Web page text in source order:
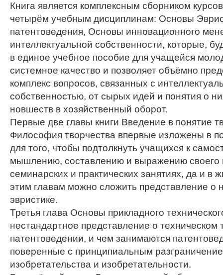
Книга является комплексным сборником
четырём учебным дисциплинам: Основы
патентоведения, Основы инновационного
интеллектуальной собственности, которые,
в единое учебное пособие для учащейся
системное качество и позволяет объёмно
комплекс вопросов, связанных с
собственностью, от сырых идей и понятия о
новшеств в хозяйственный оборот.
Первые две главы книги Введение в понятие
Философия творчества впервые изложены в
для того, чтобы подтолкнуть учащихся к
мышлению, составлению и выражению своего
семинарских и практических занятиях, да и в
этим главам можно сложить представление о
эвристике.
Третья глава Основы прикладного
нестандартное представление о техническом
патентоведении, и чем занимаются
поверенные с принципиальным
изобретательства и изобретательности.